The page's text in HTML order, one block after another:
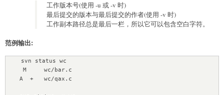
工作版本号(使用 -u 或 -v 时)
最后提交的版本与最后提交的作者(使用 -v 时)
工作副本路径总是最后一栏，所以它可以包含空白字符。
范例输出: